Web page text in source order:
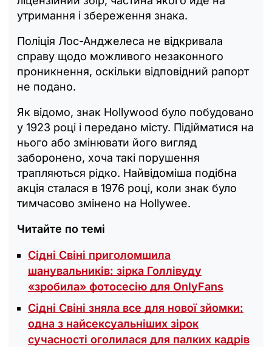
утримання і збереження знака.
Поліція Лос-Анджелеса не відкривала
справу щодо можливого незаконного
проникнення, оскільки відповідний рапорт
не подано.
Як відомо, знак Hollywood було побудовано
у 1923 році і передано місту. Підійматися на
нього або змінювати його вигляд
заборонено, хоча такі порушення
трапляються рідко. Найвідоміша подібна
акція сталася в 1976 році, коли знак було
тимчасово змінено на Hollywee.
Читайте по темі
Сідні Свіні приголомшила
шанувальників: зірка Голлівуду
«зробила» фотосесію для OnlyFans
Сідні Свіні зняла все для нової зйомки:
одна з найсексуальніших зірок
сучасності оголилася для палких кадрів